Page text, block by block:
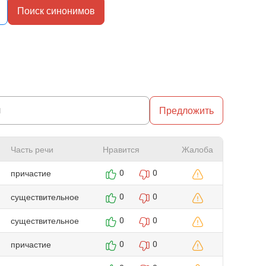
Поиск синонимов
Предложить
Часть речи Нравится
Жалоба
причастие
0 0
существительное 0 0
существительное 0 0
причастие 0 0